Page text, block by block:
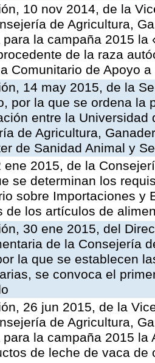
10 nov 2014, de la
de Agricultura,
la campaña 2015
de la raza
Comunitario de Apoyo
14 may 2015, de la
por la que se ordena la
entre la
de Agricultura,
de Sanidad Animal y
ene 2015, de la
se determinan los
sobre Importaciones y
de los artículos de
30 ene 2015, del
de la Consejería
la que se establecen
se convoca el
26 jun 2015, de la
de Agricultura,
la campaña 2015
de leche de vaca